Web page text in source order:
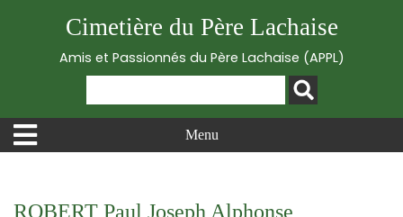
Cimetière du Père Lachaise
Amis et Passionnés du Père Lachaise (APPL)
Menu
ROBERT Paul Joseph Alphonse